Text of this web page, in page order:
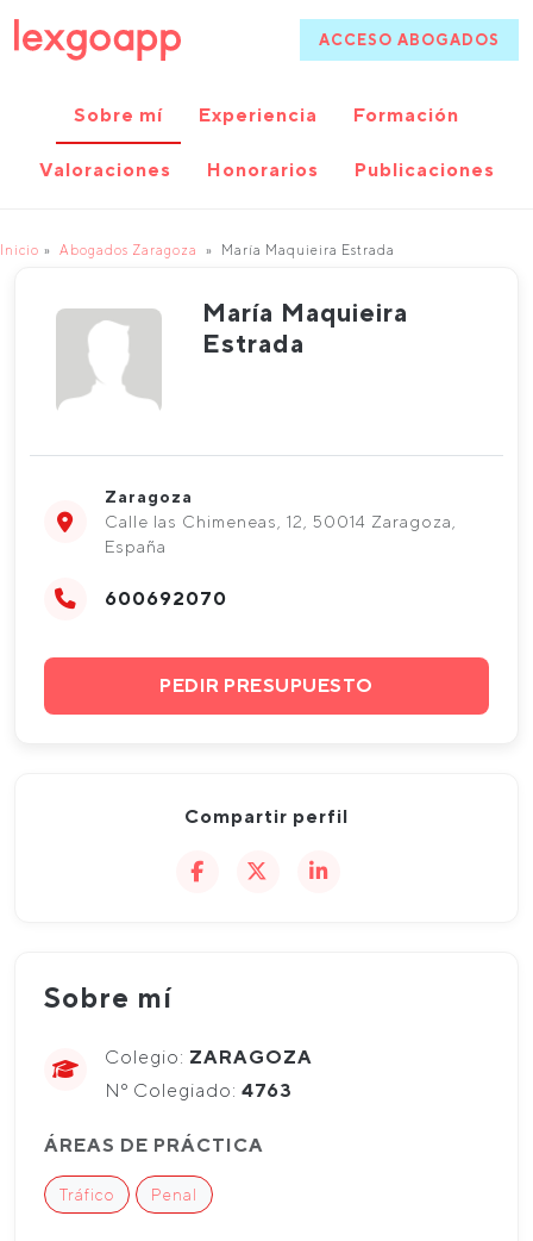
ACCESO ABOGADOS
Sobre mí Experiencia Formación
Valoraciones Honorarios Publicaciones
Inicio Abogados Zaragoza María Maquieira Estrada
María Maquieira
Estrada
Zaragoza
Calle las Chimeneas, 12, 50014 Zaragoza,
España
600692070
PEDIR PRESUPUESTO
Compartir perfil
Sobre mí
Colegio: ZARAGOZA
Nº Colegiado: 4763
ÁREAS DE PRÁCTICA
Tráfico Penal